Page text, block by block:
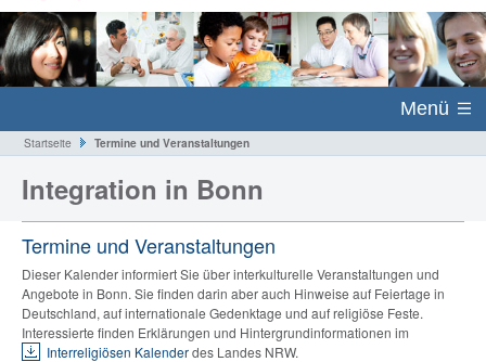
Menü
Startseite Termine und Veranstaltungen
Integration in Bonn
Termine und Veranstaltungen
Dieser Kalender informiert Sie über interkulturelle Veranstaltungen und
Angebote in Bonn. Sie finden darin aber auch Hinweise auf Feiertage in
Deutschland, auf internationale Gedenktage und auf religiöse Feste.
Interessierte finden Erklärungen und Hintergrundinformationen im
Interreligiösen Kalenderdes Landes NRW.